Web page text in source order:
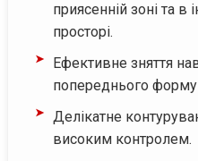
приясенній зоні та
просторі.
Ефективне зняття
попереднього
Делікатне
високим контролем.